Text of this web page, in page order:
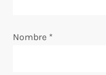
e
Nombre *